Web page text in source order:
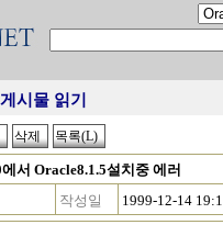
시물 읽기
서 Oracle8.1.5설치중 에러
작성일 1999-12-14